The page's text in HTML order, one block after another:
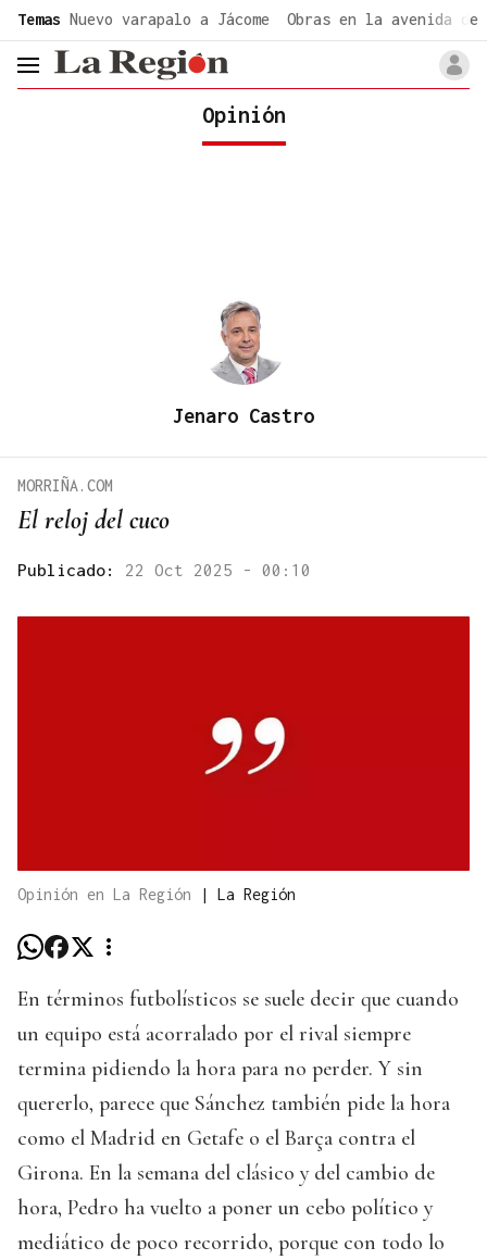
Temas Nuevo varapalo a Jácome Obras en la avenida de
header.menu.open
Opinión
Jenaro Castro
El reloj del cuco
MORRIÑA.COM
Publicado: 22 Oct 2025 - 00:10
Opinión en La Región | La Región
En términos futbolísticos se suele decir que cuando
un equipo está acorralado por el rival siempre
termina pidiendo la hora para no perder. Y sin
quererlo, parece que Sánchez también pide la hora
como el Madrid en Getafe o el Barça contra el
Girona. En la semana del clásico y del cambio de
hora, Pedro ha vuelto a poner un cebo político y
mediático de poco recorrido, porque con todo lo